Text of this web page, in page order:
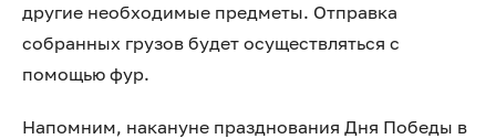
другие необходимые предметы. Отправка
собранных грузов будет осуществляться с
помощью фур.
Напомним, накануне празднования Дня Победы в